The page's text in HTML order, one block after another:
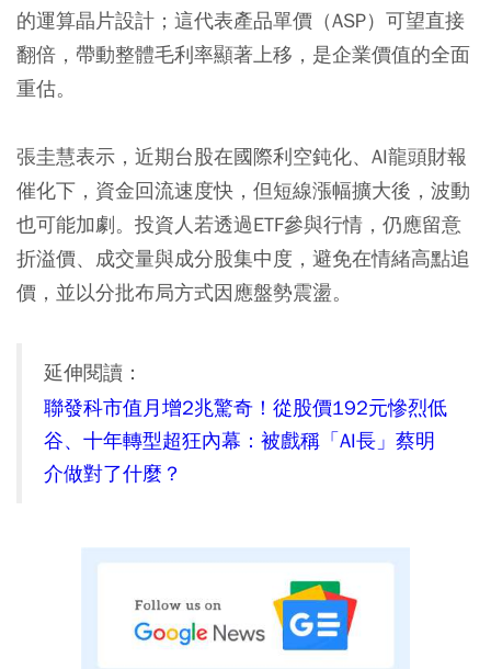
的運算晶片設計；這代表產品單價（ASP）可望直接
翻倍，帶動整體毛利率顯著上移，是企業價值的全面
重估。
張圭慧表示，近期台股在國際利空鈍化、AI龍頭財報
催化下，資金回流速度快，但短線漲幅擴大後，波動
也可能加劇。投資人若透過ETF參與行情，仍應留意
折溢價、成交量與成分股集中度，避免在情緒高點追
價，並以分批布局方式因應盤勢震盪。
延伸閱讀：
聯發科市值月增2兆驚奇！從股價192元慘烈低
谷、十年轉型超狂內幕：被戲稱「AI長」蔡明
介做對了什麼？